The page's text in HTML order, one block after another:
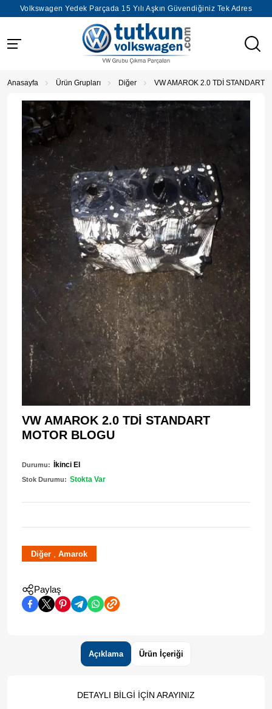
Volkswagen Yedek Parçada 15 Yılı Aşkın Güvendiğiniz Tek Adres
Anasayfa Ürün Grupları Diğer VW AMAROK 2.0 TDİ STANDART
VW AMAROK 2.0 TDİ STANDART
MOTOR BLOGU
Durumu: İkinci El
Stok Durumu: Stokta Var
Diğer , Amarok
Paylaş
Açıklama Ürün İçeriği
DETAYLI BİLGİ İÇİN ARAYINIZ